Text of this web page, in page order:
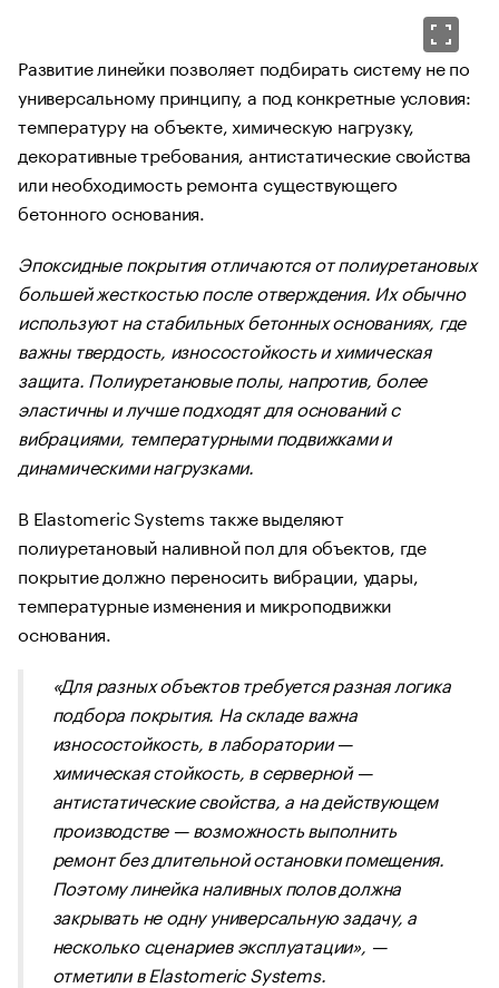
Развитие линейки позволяет подбирать систему не по
универсальному принципу, а под конкретные условия:
температуру на объекте, химическую нагрузку,
декоративные требования, антистатические свойства
или необходимость ремонта существующего
бетонного основания.
Эпоксидные покрытия отличаются от полиуретановых
большей жесткостью после отверждения. Их обычно
используют на стабильных бетонных основаниях, где
важны твердость, износостойкость и химическая
защита. Полиуретановые полы, напротив, более
эластичны и лучше подходят для оснований с
вибрациями, температурными подвижками и
динамическими нагрузками.
В Elastomeric Systems также выделяют
полиуретановый наливной пол для объектов, где
покрытие должно переносить вибрации, удары,
температурные изменения и микроподвижки
основания.
«Для разных объектов требуется разная логика
подбора покрытия. На складе важна
износостойкость, в лаборатории —
химическая стойкость, в серверной —
антистатические свойства, а на действующем
производстве — возможность выполнить
ремонт без длительной остановки помещения.
Поэтому линейка наливных полов должна
закрывать не одну универсальную задачу, а
несколько сценариев эксплуатации», —
отметили в Elastomeric Systems.